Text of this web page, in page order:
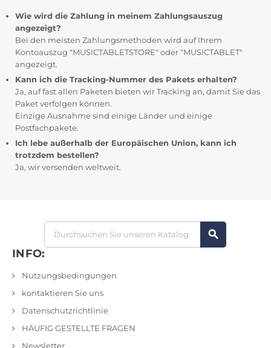
Wie wird die Zahlung in meinem Zahlungsauszug
angezeigt?
Bei den meisten Zahlungsmethoden wird auf Ihrem
Kontoauszug "MUSICTABLETSTORE" oder "MUSICTABLET"
angezeigt.
Kann ich die Tracking-Nummer des Pakets erhalten?
Ja, auf fast allen Paketen bieten wir Tracking an, damit Sie das
Paket verfolgen können.
Einzige Ausnahme sind einige Länder und einige
Postfachpakete.
Ich lebe außerhalb der Europäischen Union, kann ich
trotzdem bestellen?
Ja, wir versenden weltweit.
search
INFO:
Nutzungsbedingungen
kontaktieren Sie uns
Datenschutzrichtlinie
HÄUFIG GESTELLTE FRAGEN
Newsletter